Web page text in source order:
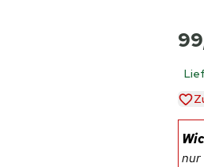
nur